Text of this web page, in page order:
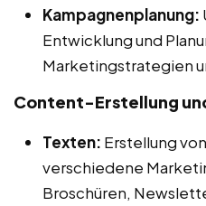
Kampagnenplanung:
Entwicklung und
Marketingstrategien
Content-Erstellung
Texten: Erstellung
verschiedene
Broschüren,